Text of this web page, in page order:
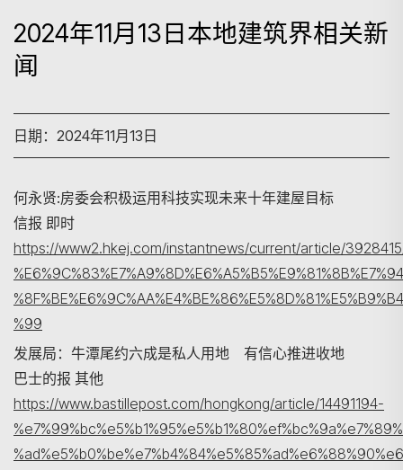
搜寻
2024年11月13日本地建筑界相关新
闻
日期：2024年11月13日
何永贤:房委会积极运用科技实现未来十年建屋目标
信报 即时
https://www2.hkej.com/instantnews/current/article/3928415/
%99
发展局：牛潭尾约六成是私人用地 有信心推进收地
巴士的报 其他
https://www.bastillepost.com/hongkong/article/14491194-